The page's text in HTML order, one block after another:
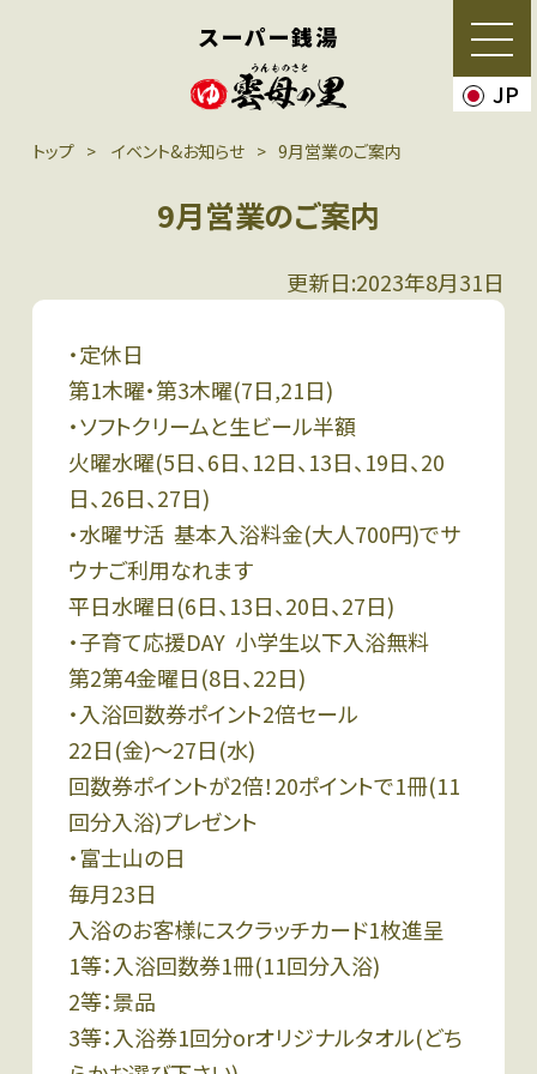
スーパー銭湯
JP
トップ イベント&お知らせ 9月営業のご案内
9月営業のご案内
更新日:2023年8月31日
・定休日
第1木曜・第3木曜(7日,21日)
・ソフトクリームと生ビール半額
火曜水曜(5日、6日、12日、13日、19日、20
日、26日、27日)
・水曜サ活 基本入浴料金(大人700円)でサ
ウナご利用なれます
平日水曜日(6日、13日、20日、27日)
・子育て応援DAY 小学生以下入浴無料
第2第4金曜日(8日、22日)
・入浴回数券ポイント2倍セール
22日(金)〜27日(水)
回数券ポイントが2倍！20ポイントで1冊(11
回分入浴)プレゼント
・富士山の日
毎月23日
入浴のお客様にスクラッチカード1枚進呈
1等：入浴回数券1冊(11回分入浴)
2等：景品
3等：入浴券1回分orオリジナルタオル(どち